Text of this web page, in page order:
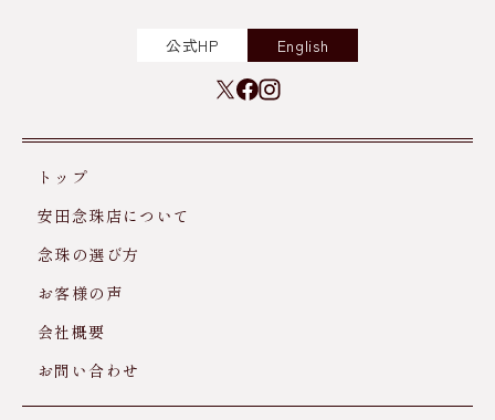
公式HP English
トップ
安田念珠店について
念珠の選び方
お客様の声
会社概要
お問い合わせ